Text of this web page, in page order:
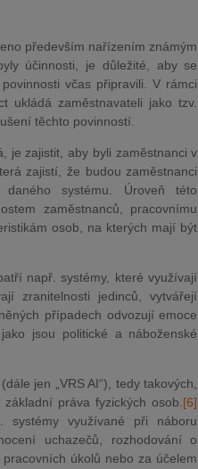
především nařízením známým
účinnosti, je důležité, aby se
včas připravili. V rámci
ukládá zaměstnavateli jako tzv.
těchto povinností.
je zajistit, aby byli zaměstnanci v
zajistí, že budou zaměstnanci
systému. Úroveň této
zaměstnanců, pracovnímu
osob, na kterých mají být
např. systémy, které využívají
zranitelnosti jedinců, vytvářejí
případech odvozují emoce
jsou politické a náboženské
jen „VRS AI“), tedy takových,
práva fyzických osob. [6]
využívané při náboru
uchazečů, rozhodování o
úkolů nebo za účelem